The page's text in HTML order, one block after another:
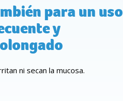
para un uso
y
ni secan la mucosa.